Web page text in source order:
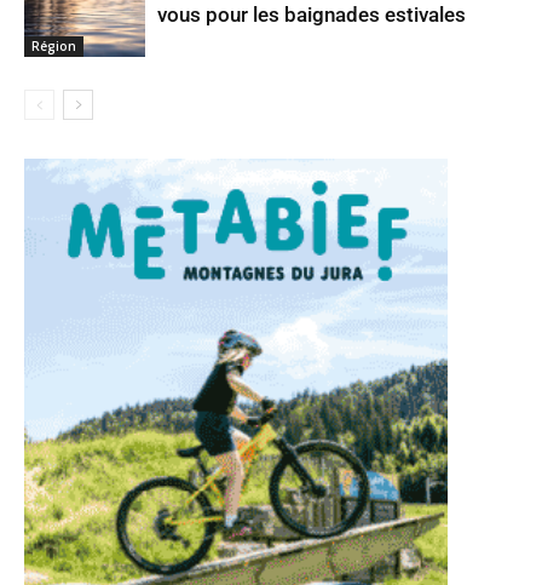
Région
vous pour les baignades estivales